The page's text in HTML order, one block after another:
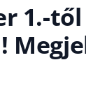
1.-